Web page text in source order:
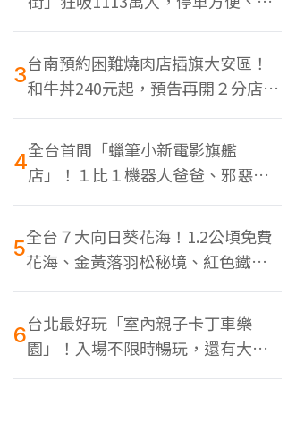
色美食多
3台南預約困難燒肉店插旗大安區！
和牛丼240元起，預告再開２分店、
地點曝光
4全台首間「蠟筆小新電影旗艦
店」！１比１機器人爸爸、邪惡正
男，百款周邊買翻
5全台７大向日葵花海！1.2公頃免費
花海、金黃落羽松秘境、紅色鐵橋
同框
6台北最好玩「室內親子卡丁車樂
園」！入場不限時暢玩，還有大螢
幕Switch遊戲區